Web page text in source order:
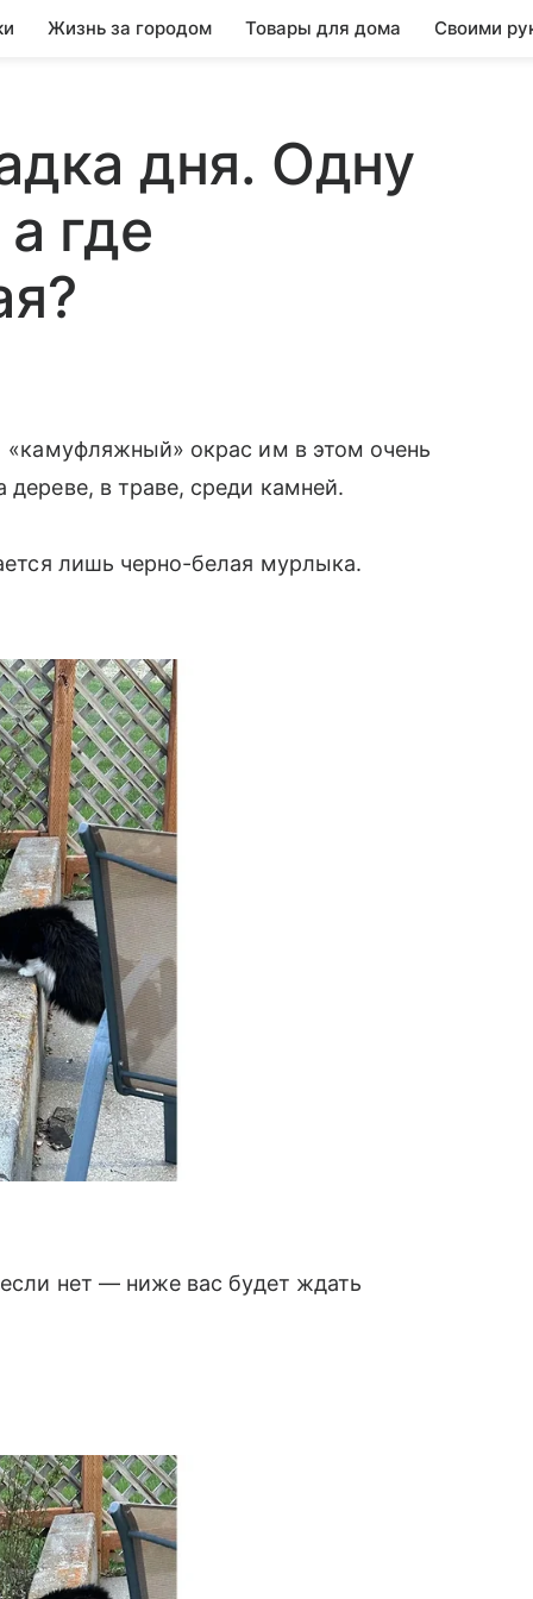
Жизнь за городом Товары для дома Своими
дня. Одну
где
окрас им в этом очень
в траве, среди камней.
лишь черно-белая мурлыка.
нет — ниже вас будет ждать